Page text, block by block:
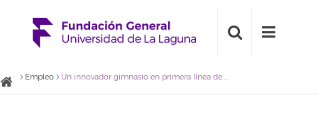
Empleo Un innovador gimnasio en primera línea de playa, 'Ocean Fitness Club' resulta ganador de la Feria del Talento Emprendedor de la ULL